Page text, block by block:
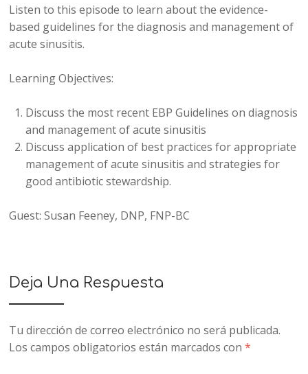
Listen to this episode to learn about the evidence-
based guidelines for the diagnosis and management of
acute sinusitis.
Learning Objectives:
Discuss the most recent EBP Guidelines on diagnosis
and management of acute sinusitis
Discuss application of best practices for appropriate
management of acute sinusitis and strategies for
good antibiotic stewardship.
Guest: Susan Feeney, DNP, FNP-BC
Deja Una Respuesta
Tu dirección de correo electrónico no será publicada.
Los campos obligatorios están marcados con*